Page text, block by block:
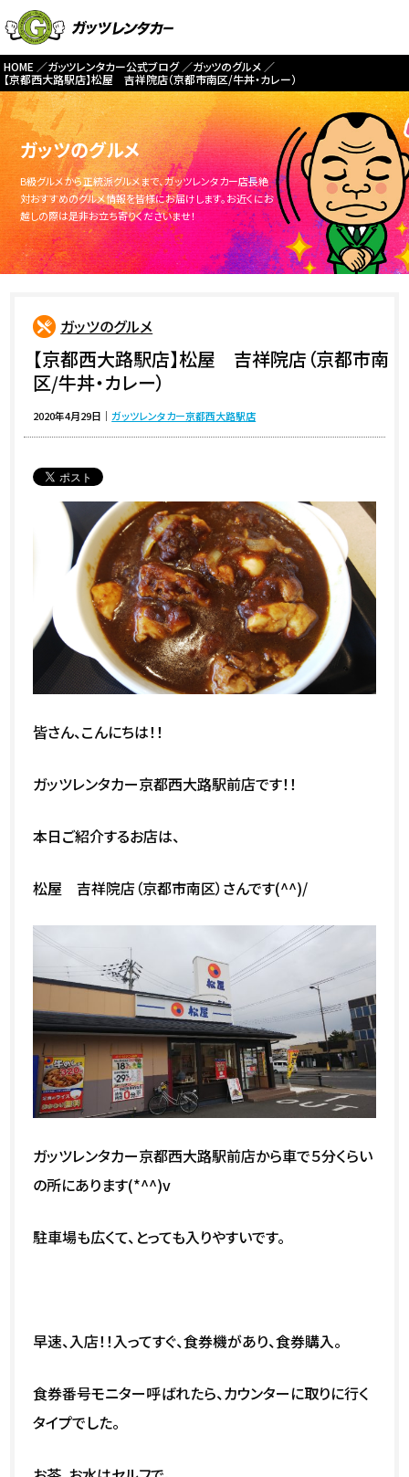
HOME ガッツレンタカー公式ブログ
ガッツのグルメ
【京都西大路駅店】松屋 吉祥院店（京都市南区/牛丼・カレー）
ガッツのグルメ
B級グルメから正統派グルメまで、ガッツレンタカー店長絶
対おすすめのグルメ情報を皆様にお届けします。お近くにお
越しの際は是非お立ち寄りくださいませ！
ガッツのグルメ
【京都西大路駅店】松屋 吉祥院店（京都市南
区/牛丼・カレー）
2020年4月29日 ｜ガッツレンタカー京都西大路駅店
皆さん、こんにちは！！
ガッツレンタカー京都西大路駅前店です！！
本日ご紹介するお店は、
松屋 吉祥院店（京都市南区）さんです(^^)/
ガッツレンタカー京都西大路駅前店から車で５分くらい
の所にあります(*^^)v
駐車場も広くて、とっても入りやすいです。
早速、入店！！入ってすぐ、食券機があり、食券購入。
食券番号モニター呼ばれたら、カウンターに取りに行く
タイプでした。